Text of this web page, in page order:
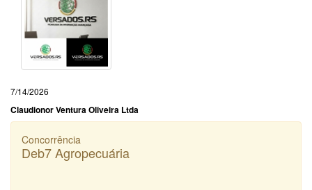
7/14/2026
Claudionor Ventura Oliveira Ltda
Concorrência
Deb7 Agropecuária